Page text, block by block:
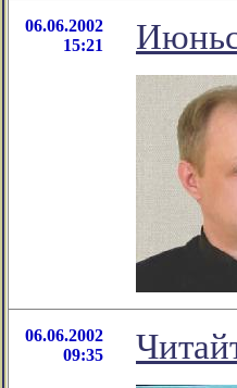
06.06.2002
15:21
06.06.2002
09:35